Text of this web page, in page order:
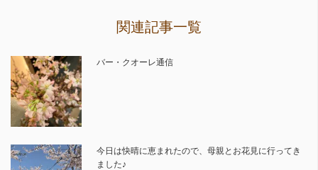
関連記事一覧
バー・クオーレ通信
今日は快晴に恵まれたので、母親とお花見に行ってき
ました♪